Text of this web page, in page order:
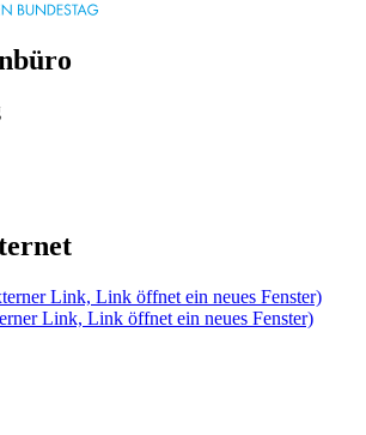
Link, Link öffnet ein neues Fenster)
Link, Link öffnet ein neues Fenster)